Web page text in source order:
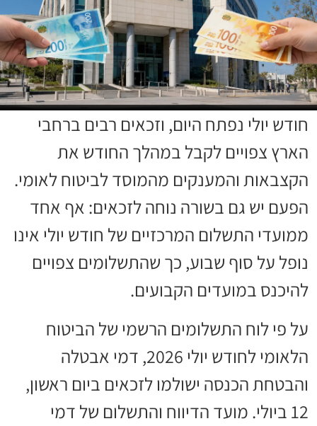
חודש יולי נפתח היום, וזכאים רבים ברחבי
הארץ צפויים לקבל במהלך החודש את
הקצבאות והמענקים מהמוסד לביטוח לאומי.
הפעם יש גם בשורה נוחה לזכאים: אף אחד
ממועדי התשלום המרכזיים של חודש יולי אינו
נופל על סוף שבוע, כך שהתשלומים צפויים
להיכנס במועדים הקבועים.
על פי לוח התשלומים הרשמי של הביטוח
הלאומי לחודש יולי 2026, דמי אבטלה
והבטחת הכנסה ישולמו לזכאים ביום ראשון,
12 ביולי. מועד הדיווח והתשלום של דמי